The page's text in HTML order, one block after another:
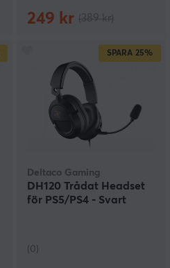
249 kr
SPARA 25%
Deltaco Gaming
DH120 Trådat Headset
för PS5/PS4 - Svart
(0)